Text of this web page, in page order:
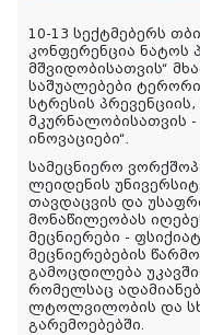
10-13 სექტმებერს
კონფერენცია ნატოს
მშვიდობისათვის“
საშუალებები
სტრესის პრევენციის,
მკურნალობისათვის
ინოვაციები“.
სამეცნიერო
ლეიდენის
თავდაცვის და
მონაწილეობას
მეცნიერები -
მეცნიერებების
გამოცდილება
რომელსაც
ლტოლვილობის და
გარემოებებში.